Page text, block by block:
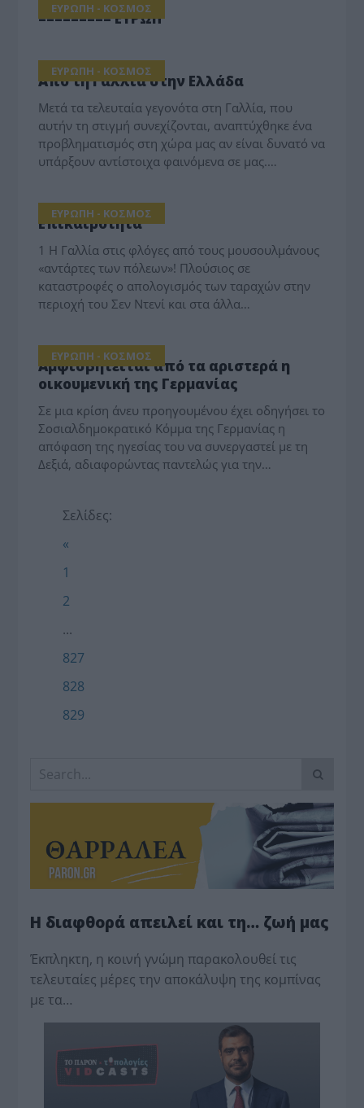
ΕΥΡΩΠΗ - ΚΟΣΜΟΣ
========= ΕΥΡΩΠ
ΕΥΡΩΠΗ - ΚΟΣΜΟΣ
Από τη Γαλλία στην Ελλάδα
Μετά τα τελευταία γεγονότα στη Γαλλία, που
αυτήν τη στιγμή συνεχίζονται, αναπτύχθηκε ένα
προβληματισμός στη χώρα μας αν είναι δυνατό να
υπάρξουν αντίστοιχα φαινόμενα σε μας.…
ΕΥΡΩΠΗ - ΚΟΣΜΟΣ
Επικαιρότητα
1 Η Γαλλία στις φλόγες από τους μουσουλμάνους
«αντάρτες των πόλεων»! Πλούσιος σε
καταστροφές ο απολογισμός των ταραχών στην
περιοχή του Σεν Ντενί και στα άλλα…
ΕΥΡΩΠΗ - ΚΟΣΜΟΣ
Αμφισβητείται από τα αριστερά η
οικουμενική της Γερμανίας
Σε μια κρίση άνευ προηγουμένου έχει οδηγήσει το
Σοσιαλδημοκρατικό Κόμμα της Γερμανίας η
απόφαση της ηγεσίας του να συνεργαστεί με τη
Δεξιά, αδιαφορώντας παντελώς για την…
Σελίδες:
«
1
2
...
827
828
829
Η διαφθορά απειλεί και τη… ζωή μας
Έκπληκτη, η κοινή γνώμη παρακολουθεί τις
τελευταίες μέρες την αποκάλυψη της κο­μπίνας
με τα…